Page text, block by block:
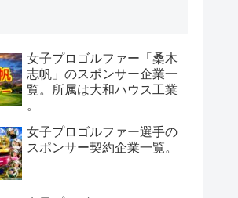
女子プロゴルファー「桑木
志帆」のスポンサー企業一
覧。所属は大和ハウス工業
。
女子プロゴルファー選手の
スポンサー契約企業一覧。